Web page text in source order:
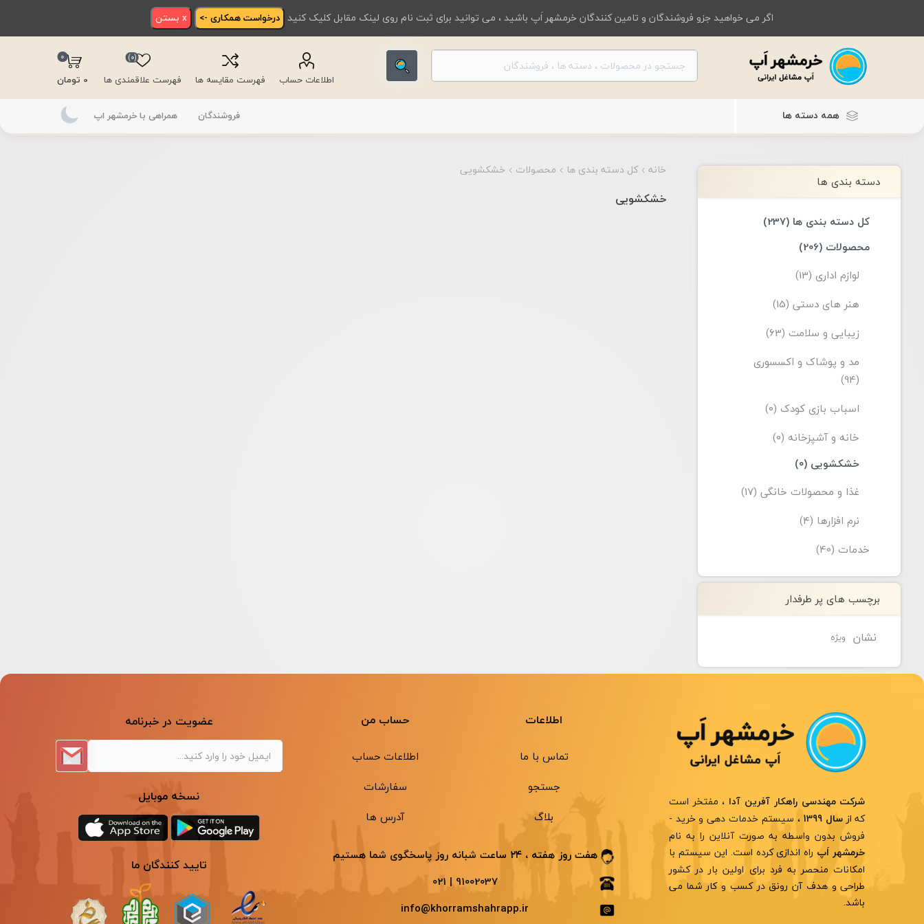
اگر می خواهید جزو فروشندگان و تامین کنندگان خرمشهر اَپ باشید ، می توانید برای ثبت نام روی لینک مقابل کلیک کنید درخواست همکاری -> x بستن
اطلاعات حساب فهرست مقایسه ها فهرست علاقمندی ها
(0)
0
0 تومان
همه دسته ها فروشندگان همراهی با خرمشهر اپ
خانه کل دسته بندی ها محصولات خشکشویی
خشکشویی
دسته بندی ها
کل دسته بندی ها (237)
محصولات (206)
لوازم اداری (13)
هنر های دستی (15)
زیبایی و سلامت (63)
مد و پوشاک و اکسسوری
(94)
اسباب بازی کودک (0)
خانه و آشپزخانه (0)
خشکشویی (0)
غذا و محصولات خانگی (17)
نرم افزارها (4)
خدمات (40)
برچسب های پر طرفدار
نشان ویژه
شرکت مهندسی راهکار آفرین آدا ، مفتخر است
که ازسال 1399
، سیستم خدمات دهی و خرید -
فروش بدون واسطه به صورت آنلاین را به نام
خرمشهر اَپ راه اندازی کرده است. این سیستم با
امکانات منحصر به فرد برای اولین بار در کشور
طراحی و هدف آن رونق در کسب و کار شما می
باشد.
اطلاعات
تماس با ما
جستجو
بلاگ
حساب من
اطلاعات حساب
سفارشات
آدرس ها
عضویت در خبرنامه
نسخه موبایل
تایید کنندگان ما
هفت روز هفته ، ۲۴ ساعت شبانه ‌روز پاسخگوی شما هستیم
91002037 | 021
info@khorramshahrapp.ir